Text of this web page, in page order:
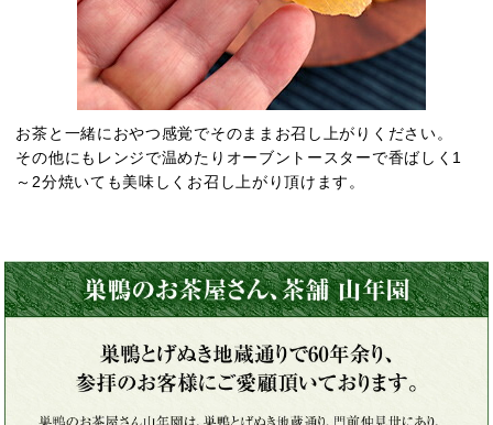
お茶と一緒におやつ感覚でそのままお召し上がりください。
その他にもレンジで温めたりオーブントースターで香ばしく1
～2分焼いても美味しくお召し上がり頂けます。